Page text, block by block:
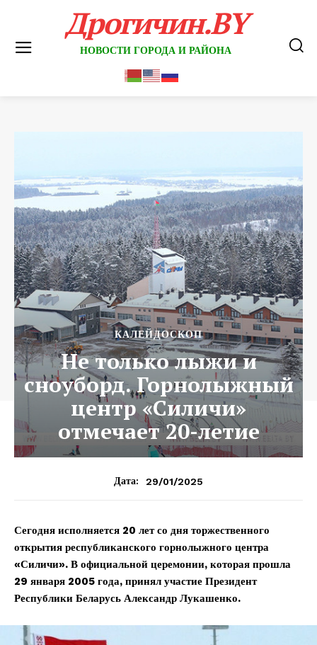
Дрогичин.BY
НОВОСТИ ГОРОДА И РАЙОНА
КАЛЕЙДОСКОП
Не только лыжи и
сноуборд. Горнолыжный
центр «Силичи»
отмечает 20-летие
Дата: 29/01/2025
Сегодня исполняется 20 лет со дня торжественного
открытия республиканского горнолыжного центра
«Силичи». В официальной церемонии, которая прошла
29 января 2005 года, принял участие Президент
Республики Беларусь Александр Лукашенко.